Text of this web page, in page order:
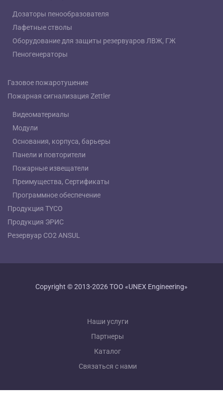
Дозаторы пенообразователя
Лафетные стволы
Оборудование для защиты резервуаров ЛВЖ, ГЖ
Пеногенераторы
Газовое пожаротушение
Пожарная сигнализация Zettler
Видеоматериалы
Модули
Основания, корпуса, барьеры
Панели и повторители
Пожарные извещатели
Преимущества, Сертификаты
Программное обеспечение
Продукция TYCO
Продукция ЭРИС
Резервуар СО2 ANSUL
Copyright © 2013-2026 ТОО «UNEX Engineering»
Наши услуги
Партнеры
Каталог
Связаться с нами